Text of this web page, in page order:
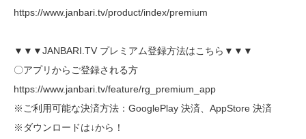
https://www.janbari.tv/product/index/premium
▼▼▼JANBARI.TV プレミアム登録方法はこちら▼▼▼
〇アプリからご登録される方
https://www.janbari.tv/feature/rg_premium_app
※ご利用可能な決済方法：GooglePlay 決済、AppStore 決済
※ダウンロードは↓から！